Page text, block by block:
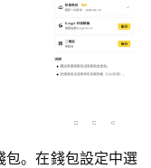
包。在錢包設定中選